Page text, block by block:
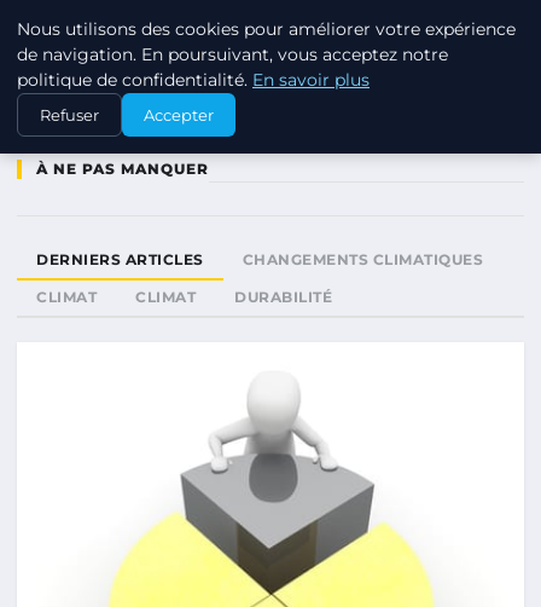
RSE ENJEUX
À NE PAS MANQUER
DERNIERS ARTICLES CHANGEMENTS CLIMATIQUES
CLIMAT CLIMAT DURABILITÉ
Nous utilisons des cookies pour améliorer votre expérience
de navigation. En poursuivant, vous acceptez notre
politique de confidentialité. En savoir plus
Refuser Accepter